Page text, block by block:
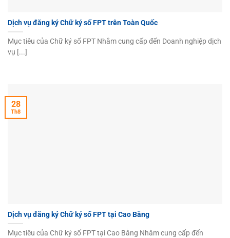
Dịch vụ đăng ký Chữ ký số FPT trên Toàn Quốc
Mục tiêu của Chữ ký số FPT Nhằm cung cấp đến Doanh nghiệp dịch
vụ [...]
Dịch vụ đăng ký Chữ ký số FPT tại Cao Bằng
Mục tiêu của Chữ ký số FPT tại Cao Bằng Nhằm cung cấp đến
28
Th8